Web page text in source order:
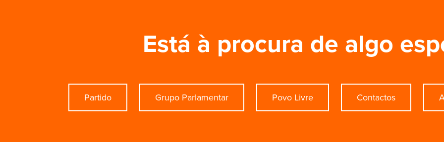
Está à procura de algo
Partido Grupo Parlamentar Povo Livre Contactos